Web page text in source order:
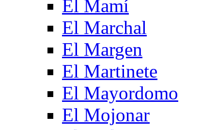
El Mamí
El Marchal
El Margen
El Martinete
El Mayordomo
El Mojonar